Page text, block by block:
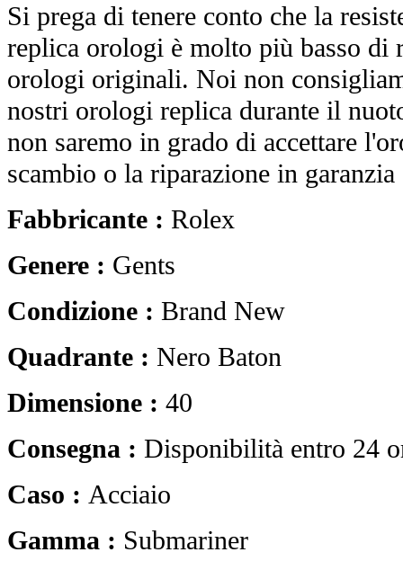
Si prega di tenere conto che la
replica orologi è molto più basso di
orologi originali. Noi non
nostri orologi replica durante il
non saremo in grado di accettare
scambio o la riparazione in
Fabbricante : Rolex
Genere : Gents
Condizione : Brand New
Quadrante : Nero Baton
Dimensione : 40
Consegna : Disponibilità entro 24
Caso : Acciaio
Gamma : Submariner